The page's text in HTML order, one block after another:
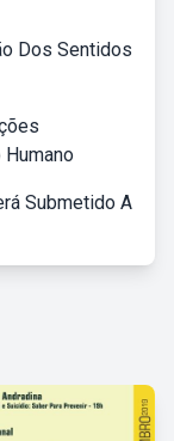
Dos Sentidos
Submetido A